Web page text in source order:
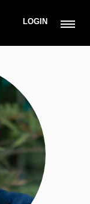
LOGIN